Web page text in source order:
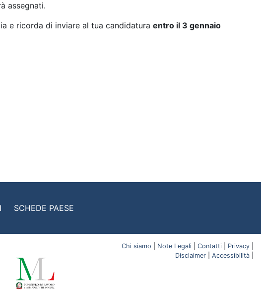
assegnati.
e ricorda di inviare al tua candidatura entro il 3 gennaio
SCHEDE PAESE
Chi siamo Note Legali Contatti Privacy
Disclaimer
Accessibilità